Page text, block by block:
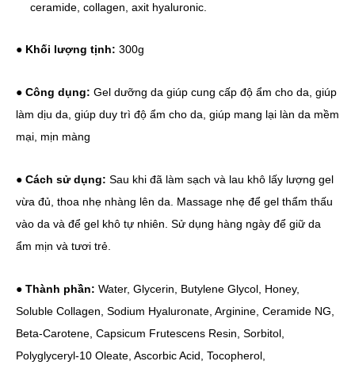
ceramide, collagen, axit hyaluronic.
● Khối lượng tịnh: 300g
● Công dụng: Gel dưỡng da giúp cung cấp độ ẩm cho da, giúp
làm dịu da, giúp duy trì độ ẩm cho da, giúp mang lại làn da mềm
mại, mịn màng
● Cách sử dụng: Sau khi đã làm sạch và lau khô lấy lượng gel
vừa đủ, thoa nhẹ nhàng lên da. Massage nhẹ để gel thẩm thấu
vào da và để gel khô tự nhiên. Sử dụng hàng ngày để giữ da
ẩm mịn và tươi trẻ.
● Thành phần: Water, Glycerin, Butylene Glycol, Honey,
Soluble Collagen, Sodium Hyaluronate, Arginine, Ceramide NG,
Beta-Carotene, Capsicum Frutescens Resin, Sorbitol,
Polyglyceryl-10 Oleate, Ascorbic Acid, Tocopherol,